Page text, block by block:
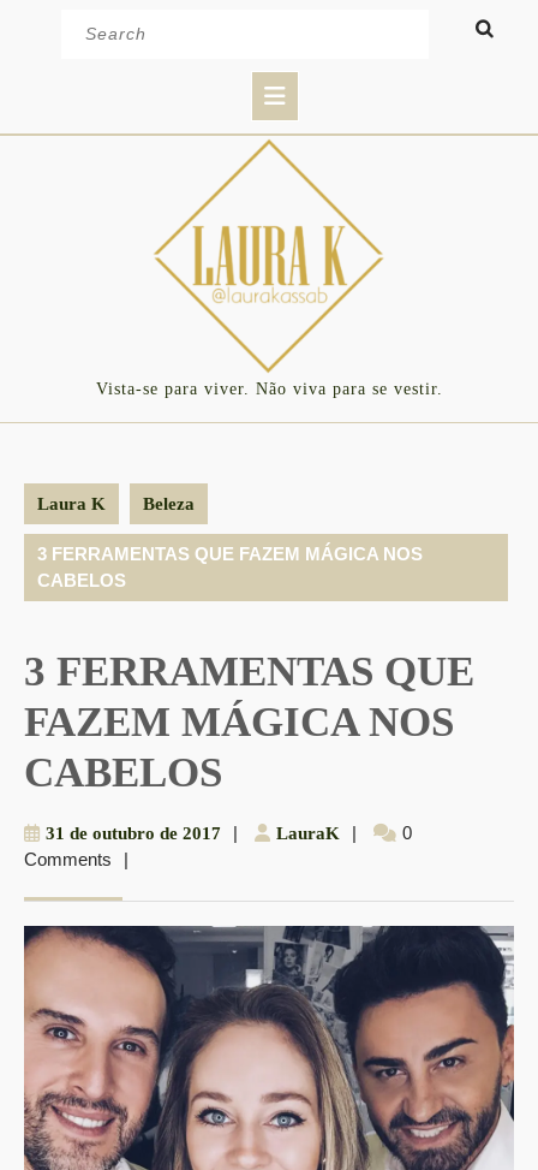
Button
Vista-se para viver. Não viva para se vestir.
Laura K Beleza
3 FERRAMENTAS QUE FAZEM MÁGICA NOS
CABELOS
3 FERRAMENTAS QUE
FAZEM MÁGICA NOS
CABELOS
31 de outubro de 201731
2017
| LauraK LauraK
|
0
Comments
|